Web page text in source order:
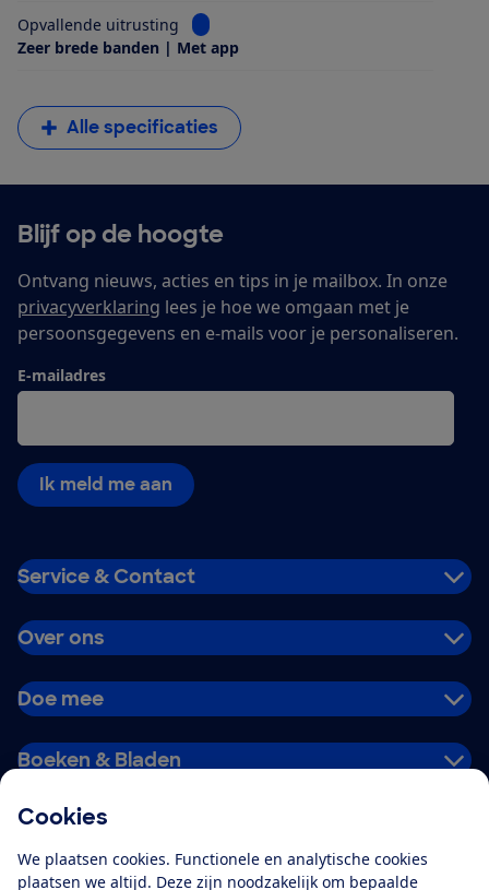
Cookies
We plaatsen cookies. Functionele en analytische cookies
plaatsen we altijd. Deze zijn noodzakelijk om bepaalde
Opvallende uitrusting
Bekijk informatie voor Opvallende
Zeer brede banden | Met app
Alle specificaties
Blijf op de hoogte
Ontvang nieuws, acties en tips in je mailbox. In onze
privacyverklaring lees je hoe we omgaan met je
persoonsgegevens en e-mails voor je personaliseren.
E-mailadres
Ik meld me aan
Service & Contact
Over ons
Doe mee
Boeken & Bladen